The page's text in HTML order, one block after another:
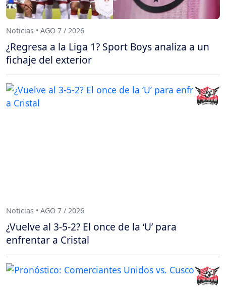
Noticias • AGO 7 / 2026
¿Regresa a la Liga 1? Sport Boys analiza a un
fichaje del exterior
Noticias • AGO 7 / 2026
¿Vuelve al 3-5-2? El once de la ‘U’ para
enfrentar a Cristal